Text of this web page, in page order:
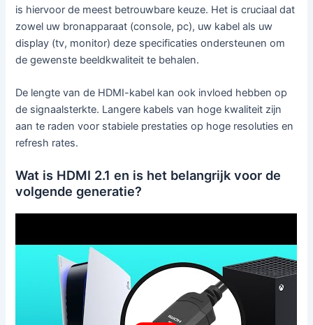
is hiervoor de meest betrouwbare keuze. Het is cruciaal dat
zowel uw bronapparaat (console, pc), uw kabel als uw
display (tv, monitor) deze specificaties ondersteunen om
de gewenste beeldkwaliteit te behalen.
De lengte van de HDMI-kabel kan ook invloed hebben op
de signaalsterkte. Langere kabels van hoge kwaliteit zijn
aan te raden voor stabiele prestaties op hoge resoluties en
refresh rates.
Wat is HDMI 2.1 en is het belangrijk voor de
volgende generatie?